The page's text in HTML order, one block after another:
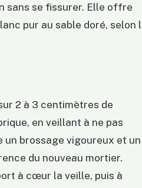
sans se fissurer. Elle offre
pur au sable doré, selon
2 à 3 centimètres de
en veillant à ne pas
un brossage vigoureux et un
du nouveau mortier.
à cœur la veille, puis à